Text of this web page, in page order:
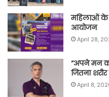
महिलाओं के
आयोजन
April 28,
“अपने मन
जितना
April 8,